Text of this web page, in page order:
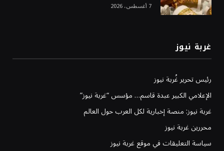
7 أغسطس، 2026
غربة نيوز
رئيس تحرير غُربة نيوز
الإعلامي الكبير عبدة قاسم… مؤسس “غربة نيوز”
غربة نيوز: منصة إخبارية لكل العرب حول العالم
محررين غربة نيوز
سياسة التعليقات في موقع غربة نيوز